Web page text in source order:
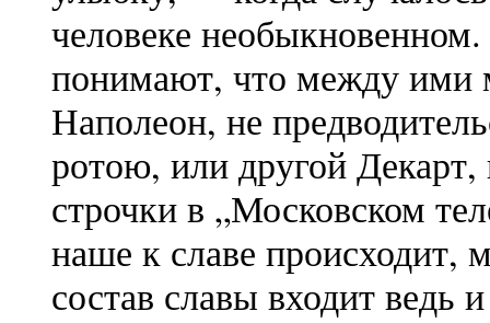
человеке
понимают, что между ими
Наполеон, не
ротою, или другой
строчки в „Московском
наше к славе происходит,
состав славы входит